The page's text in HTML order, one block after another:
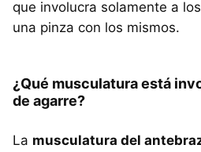
que involucra solamente a
una pinza con los mismos.
¿Qué musculatura está
de agarre?
La musculatura del